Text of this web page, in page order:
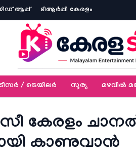
ആപ്പ് ടിആര്‍പ്പി കേരളം
ടീസര്‍ / ട്രെയിലര്‍ സൂര്യ മഴവിൽ
കേരളം
കാണുവാന്‍